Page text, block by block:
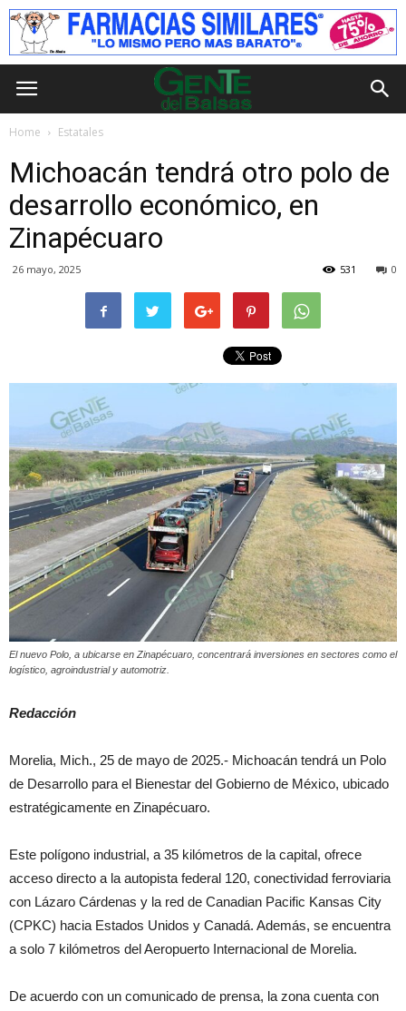
Home Estatales
Michoacán tendrá otro polo de
desarrollo económico, en
Zinapécuaro
26 mayo, 2025 0
531
El nuevo Polo, a ubicarse en Zinapécuaro, concentrará inversiones en sectores como el
logístico, agroindustrial y automotriz.
Redacción
Morelia, Mich., 25 de mayo de 2025.- Michoacán tendrá un Polo
de Desarrollo para el Bienestar del Gobierno de México, ubicado
estratégicamente en Zinapécuaro.
Este polígono industrial, a 35 kilómetros de la capital, ofrece
acceso directo a la autopista federal 120, conectividad ferroviaria
con Lázaro Cárdenas y la red de Canadian Pacific Kansas City
(CPKC) hacia Estados Unidos y Canadá. Además, se encuentra
a solo 7 kilómetros del Aeropuerto Internacional de Morelia.
De acuerdo con un comunicado de prensa, la zona cuenta con